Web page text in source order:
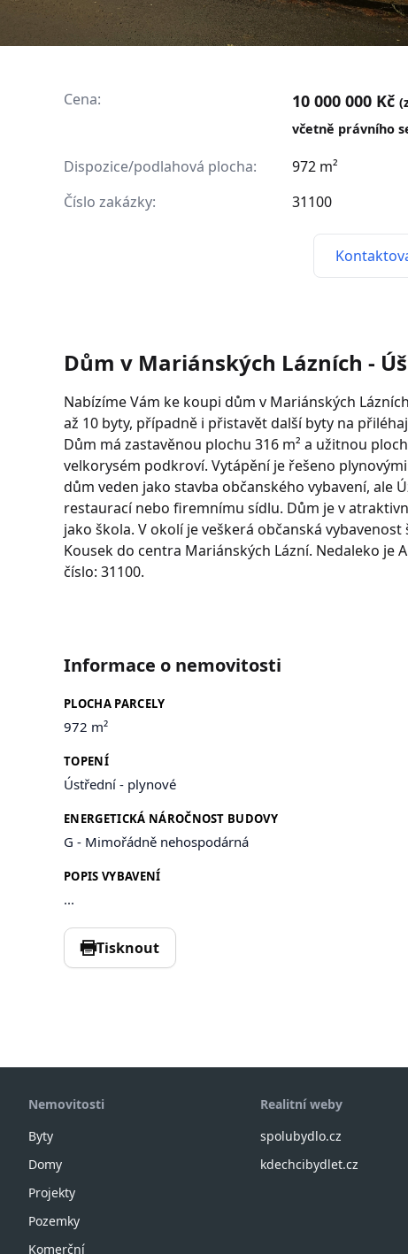
Cena: 10 000 000 Kč
včetně právního
Dispozice/podlahová plocha:
972 m²
Číslo zakázky:
31100
Dům v Mariánských Lázních -
Nabízíme Vám ke koupi dům v Mariánských
až 10 byty, případně i přistavět další byty na
Dům má zastavěnou plochu 316 m² a užitnou
velkorysém podkroví. Vytápění je řešeno
dům veden jako stavba občanského vybavení, ale
restaurací nebo firemnímu sídlu. Dům je v
jako škola. V okolí je veškerá občanská
Kousek do centra Mariánských Lázní. Nedaleko je
číslo: 31100.
Informace o nemovitosti
PLOCHA PARCELY
972 m²
TOPENÍ
Ústřední - plynové
ENERGETICKÁ NÁROČNOST BUDOVY
G - Mimořádně nehospodárná
POPIS VYBAVENÍ
...
Tisknout
Nemovitosti
Byty
Domy
Projekty
Pozemky
Komerční
Realitní weby
spolubydlo.cz
kdechcibydlet.cz